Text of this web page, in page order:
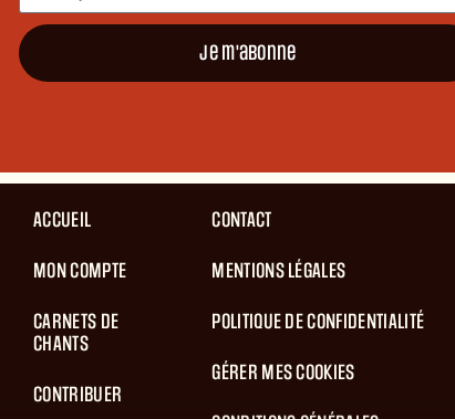
Je m'abonne
ACCUEIL
MON COMPTE
CARNETS DE
CHANTS
CONTRIBUER
CONTACT
MENTIONS LÉGALES
POLITIQUE DE CONFIDENTIALITÉ
GÉRER MES COOKIES